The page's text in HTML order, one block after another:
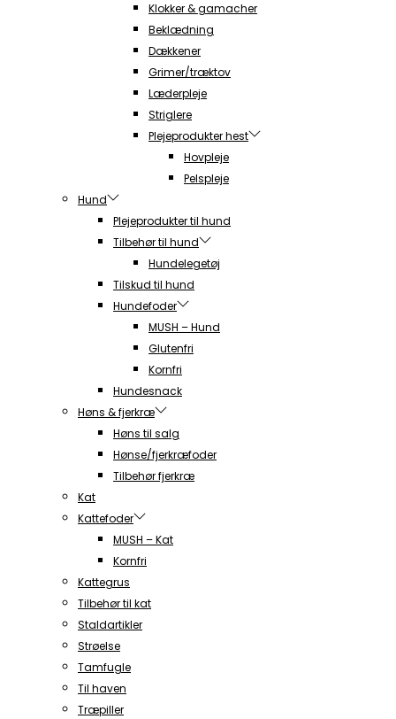
Klokker & gamacher
Beklædning
Dækkener
Grimer/træktov
Læderpleje
Striglere
Plejeprodukter hest
Hovpleje
Pelspleje
Hund
Plejeprodukter til hund
Tilbehør til hund
Hundelegetøj
Tilskud til hund
Hundefoder
MUSH – Hund
Glutenfri
Kornfri
Hundesnack
Høns & fjerkræ
Høns til salg
Hønse/fjerkræfoder
Tilbehør fjerkræ
Kat
Kattefoder
MUSH – Kat
Kornfri
Kattegrus
Tilbehør til kat
Staldartikler
Strøelse
Tamfugle
Til haven
Træpiller